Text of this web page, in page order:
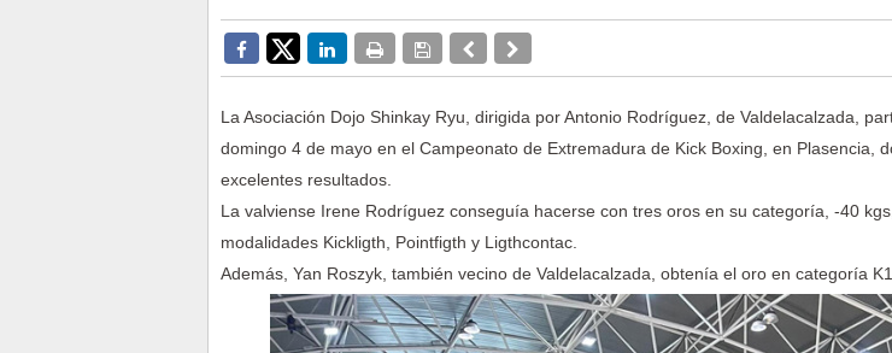
La Asociación Dojo Shinkay Ryu, dirigida por Antonio Rodríguez, de Valdelacalzada,
domingo 4 de mayo en el Campeonato de Extremadura de Kick Boxing, en Plasencia,
excelentes resultados.
La valviense Irene Rodríguez conseguía hacerse con tres oros en su categoría, -40
modalidades Kickligth, Pointfigth y Ligthcontac.
Además, Yan Roszyk, también vecino de Valdelacalzada, obtenía el oro en categoría